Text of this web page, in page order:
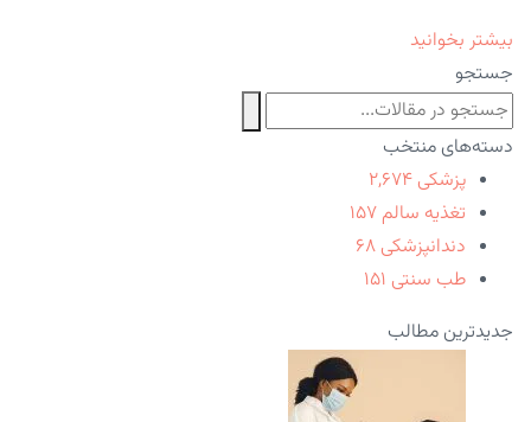
بیشتر بخوانید
جستجو
دسته‌های منتخب
پزشکی ۲,۶۷۴
تغذیه سالم ۱۵۷
دندانپزشکی ۶۸
طب سنتی ۱۵۱
جدیدترین مطالب